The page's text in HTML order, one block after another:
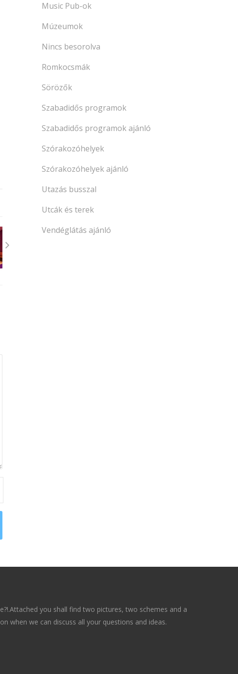
Music Pub-ok
Múzeumok
Nincs besorolva
Romkocsmák
Sörözők
Szabadidős programok
Szabadidős programok ajánló
Szórakozóhelyek
Szórakozóhelyek ajánló
Utazás busszal
Utcák és terek
Vendéglátás ajánló
you shall find two pictures, two schemes and a
when we can discuss all your questions and ideas.